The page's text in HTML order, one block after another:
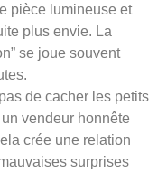
pièce lumineuse et
plus envie. La
se joue souvent
de cacher les petits
vendeur honnête
crée une relation
surprises